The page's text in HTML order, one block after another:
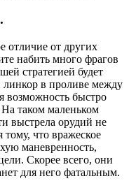
отличие от других
набить много фрагов
стратегией будет
линкор в проливе между
возможность быстро
На таком маленьком
выстрела орудий не
тому, что вражеское
маневренность,
Скорее всего, они
для него фатальным.